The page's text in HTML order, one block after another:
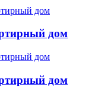
дом
дом